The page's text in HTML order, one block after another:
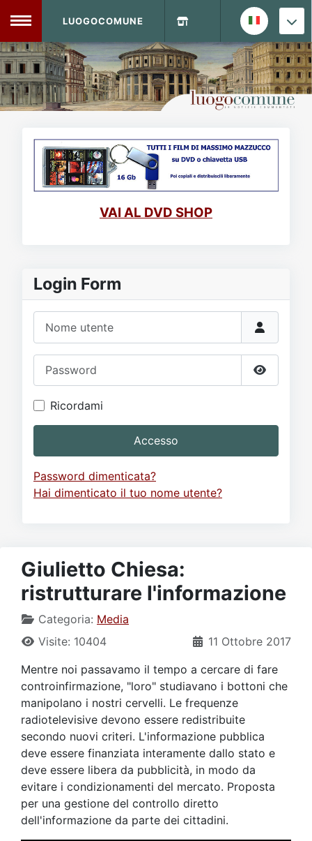
MENU
Home
DVD Shop
Sito
Forum
LUOGOCOMUNE
VAI AL DVD SHOP
Login Form
Mostra
Ricordami
Accesso
Password dimenticata?
Hai dimenticato il tuo nome utente?
Giulietto Chiesa:
ristrutturare l'informazione
Categoria: Media
11 Ottobre 2017
Visite: 10404
Mentre noi passavamo il tempo a cercare di fare
controinfirmazione, "loro" studiavano i bottoni che
manipolano i nostri cervelli. Le frequenze
radiotelevisive devono essere redistribuite
secondo nuovi criteri. L'informazione pubblica
deve essere finanziata interamente dallo stato e
deve essere libera da pubblicità, in modo da
evitare i condizionamenti del mercato. Proposta
per una gestione del controllo diretto
dell'informazione da parte dei cittadini.